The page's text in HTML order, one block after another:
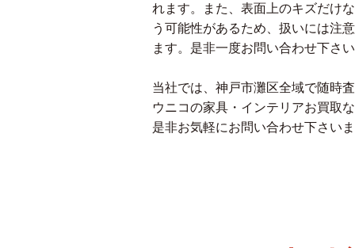
れます。また、表面上のキズだけ
う可能性があるため、扱いには注
ます。是非一度お問い合わせ下さ
当社では、神戸市灘区全域で随時
ウニコの家具・インテリアお買取
是非お気軽にお問い合わせ下さい